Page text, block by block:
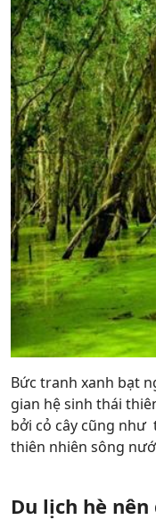
Bức tranh xanh bạt
gian hệ sinh thái
bởi cỏ cây cũng như
thiên nhiên sông
Du lịch hè